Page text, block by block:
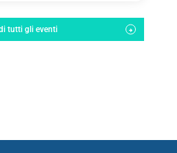
tutti gli eventi